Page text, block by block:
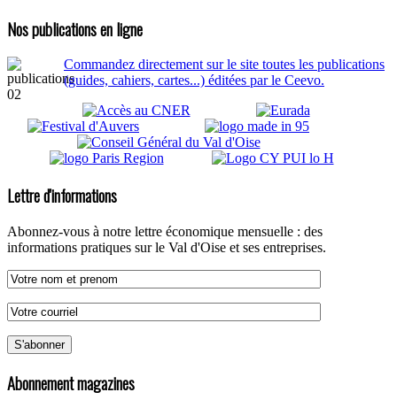
Nos publications en ligne
Commandez directement sur le site toutes les publications
(guides, cahiers, cartes...) éditées par le Ceevo.
Lettre d'informations
Abonnez-vous à notre lettre économique mensuelle : des
informations pratiques sur le Val d'Oise et ses entreprises.
Abonnement magazines